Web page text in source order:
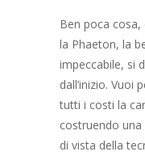
Ben poca cosa,
la Phaeton, la
impeccabile, si
dall’inizio. Vuoi
tutti i costi la
costruendo
di vista della